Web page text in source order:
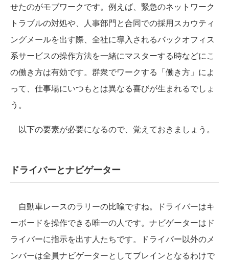
せたのがモブワークです。例えば、緊急のネットワーク
トラブルの対処や、人事部門と合同での採用スカウティ
ングメールを出す際、全社に導入されるバックオフィス
系サービスの操作方法を一緒にマスターする時などにこ
の働き方は有効です。群衆でワークする「働き方」によ
って、仕事場にいつもとは異なる喜びが生まれるでしょ
う。
以下の要素が必要になるので、覚えておきましょう。
ドライバーとナビゲーター
自動車レースのラリーの比喩ですね。ドライバーはキ
ーボードを操作できる唯一の人です。ナビゲーターはド
ライバーに指示を出す人たちです。ドライバー以外のメ
ンバーは全員ナビゲーターとしてブレインとなるわけで